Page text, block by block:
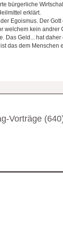
bürgerliche
erklärt.
Egoismus. Der
welchem kein
Das Geld... hat
das dem Menschen
Vorträge